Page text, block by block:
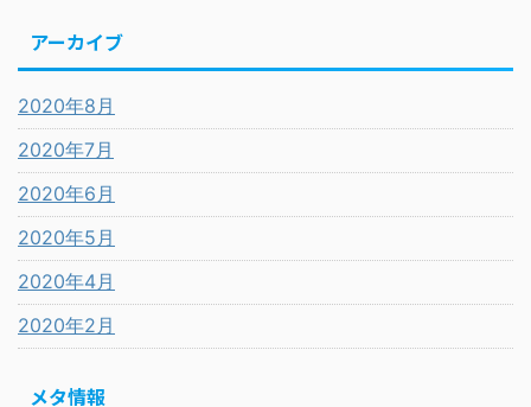
アーカイブ
2020年8月
2020年7月
2020年6月
2020年5月
2020年4月
2020年2月
メタ情報